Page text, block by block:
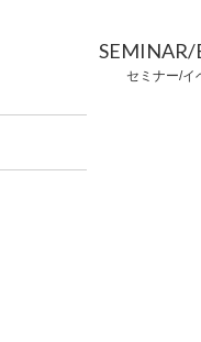
SEMINAR/
セミナー/イ